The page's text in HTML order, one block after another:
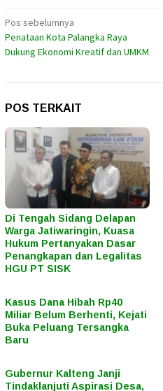
Navigasi
pos
Pos sebelumnya
Penataan Kota Palangka Raya
Dukung Ekonomi Kreatif dan UMKM
POS TERKAIT
Di Tengah Sidang Delapan
Warga Jatiwaringin, Kuasa
Hukum Pertanyakan Dasar
Penangkapan dan Legalitas
HGU PT SISK
Kasus Dana Hibah Rp40
Miliar Belum Berhenti, Kejati
Buka Peluang Tersangka
Baru
Gubernur Kalteng Janji
Tindaklanjuti Aspirasi Desa,